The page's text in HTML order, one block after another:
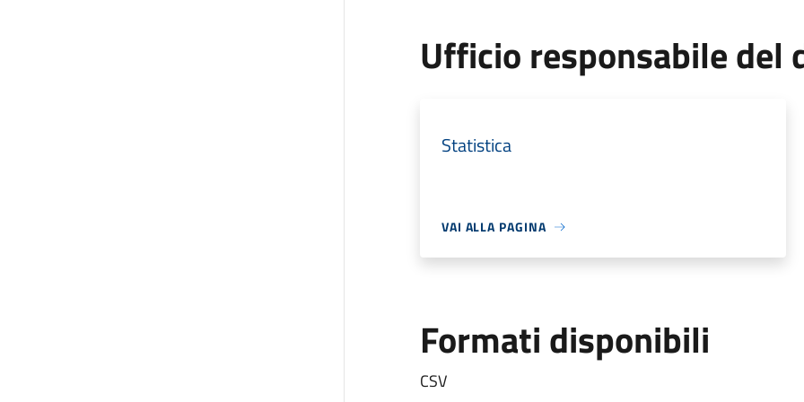
Ufficio responsabile del
Statistica
VAI ALLA PAGINA
Formati disponibili
CSV